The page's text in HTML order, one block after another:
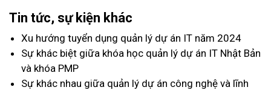
Tin tức, sự kiện khác
Xu hướng tuyển dụng quản lý dự án IT năm 2024
Sự khác biệt giữa khóa học quản lý dự án IT Nhật Bản
và khóa PMP
Sự khác nhau giữa quản lý dự án công nghệ và lĩnh